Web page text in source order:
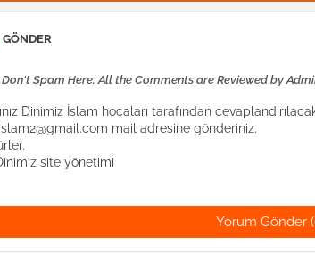
Don't Spam Here. All the Comments are Reviewed by
Dinimiz İslam hocaları tarafından
mail adresine gönderiniz.
site yönetimi
Yorum Gönder